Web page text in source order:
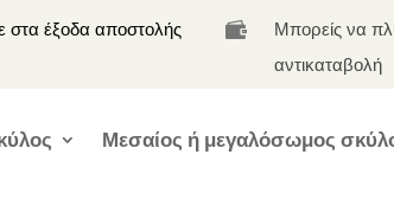
στα έξοδα αποστολής 
Μπορείς να
αντικαταβολή
Μεσαίος ή μεγαλόσωμος